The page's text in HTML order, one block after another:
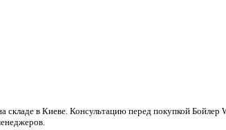
в Киеве. Консультацию перед покупкой